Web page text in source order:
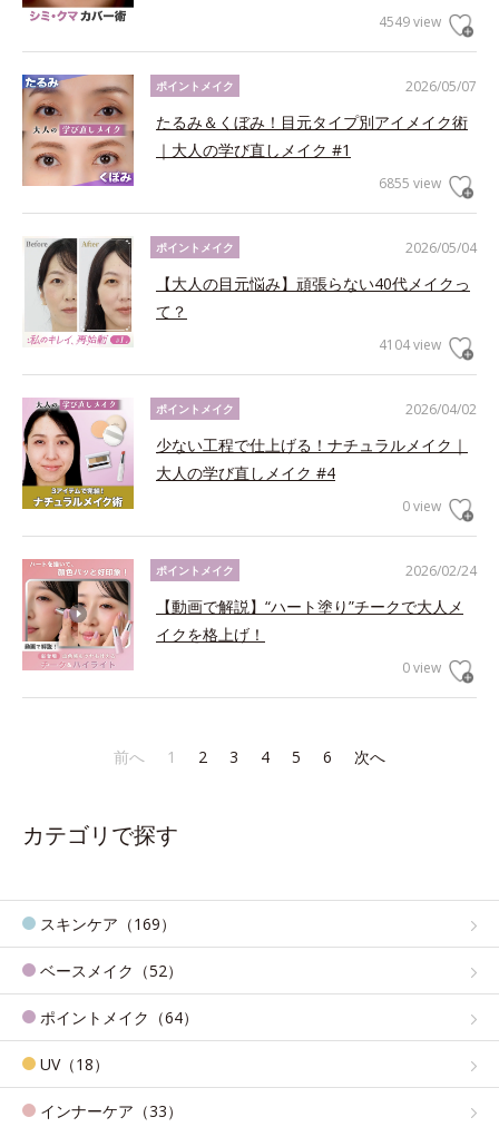
4549 view
2026/05/07
ポイントメイク
たるみ＆くぼみ！目元タイプ別アイメイク術
｜大人の学び直しメイク #1
6855 view
2026/05/04
ポイントメイク
【大人の目元悩み】頑張らない40代メイクっ
て？
4104 view
2026/04/02
ポイントメイク
少ない工程で仕上げる！ナチュラルメイク｜
大人の学び直しメイク #4
0 view
2026/02/24
ポイントメイク
【動画で解説】“ハート塗り”チークで大人メ
イクを格上げ！
0 view
前へ 1 2 3 4 5 6 次へ
カテゴリで探す
スキンケア（169）
ベースメイク（52）
ポイントメイク（64）
UV（18）
インナーケア（33）